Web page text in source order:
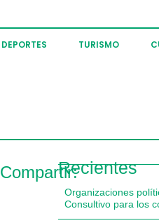
DEPORTES TURISMO
Compartir:Recientes
Organizaciones
Consultivo para los